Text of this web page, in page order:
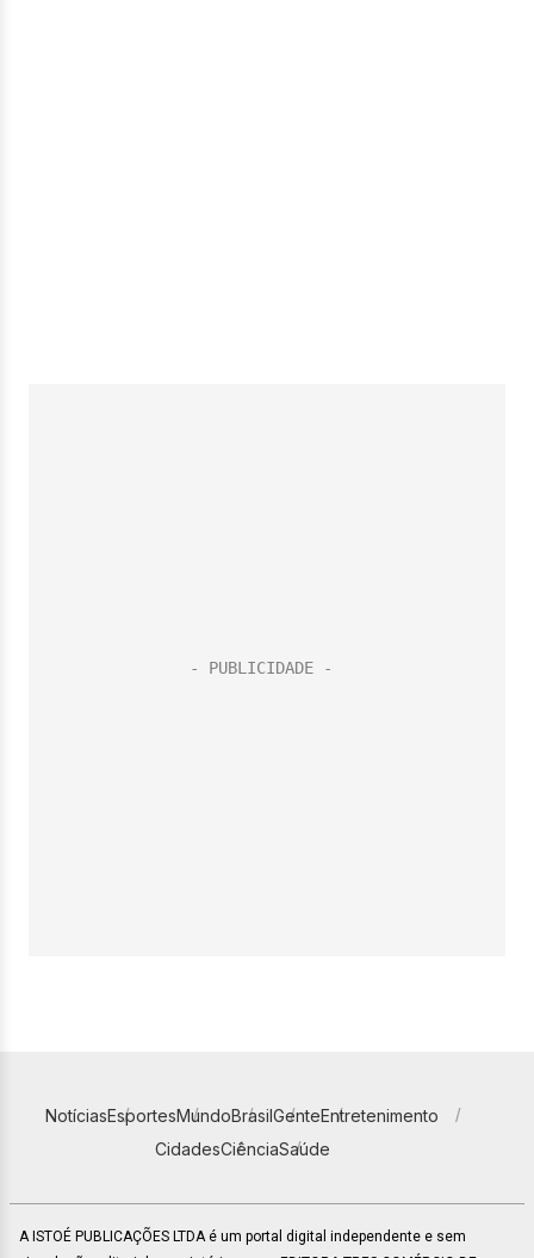
NotíciasEsportesMundoBrasilGenteEntretenimento
CidadesCiênciaSaúde
A ISTOÉ PUBLICAÇÕES LTDA é um portal digital independente e sem